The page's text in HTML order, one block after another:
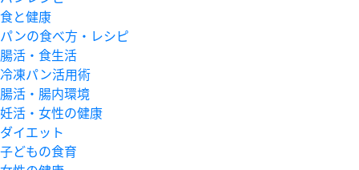
食と健康
パンの食べ方・レシピ
腸活・食生活
冷凍パン活用術
腸活・腸内環境
妊活・女性の健康
ダイエット
子どもの食育